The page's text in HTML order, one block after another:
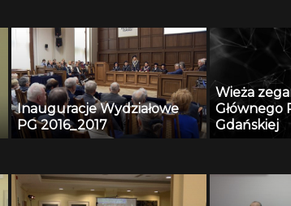
Inauguracje Wydziałowe
PG 2016_2017
Wieża
Głównego
Gdańskiej